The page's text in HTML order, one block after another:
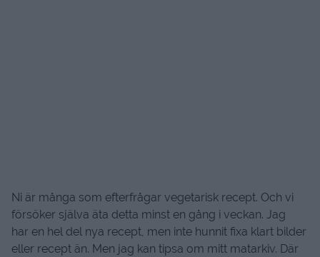
Ni är många som efterfrågar vegetarisk recept. Och vi
försöker själva äta detta minst en gång i veckan. Jag
har en hel del nya recept, men inte hunnit fixa klart bilder
eller recept än. Men jag kan tipsa om mitt matarkiv. Där